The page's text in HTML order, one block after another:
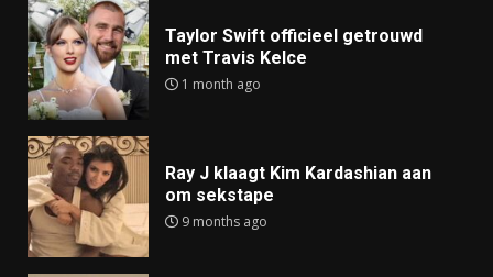
Taylor Swift officieel getrouwd
met Travis Kelce
1 month ago
Ray J klaagt Kim Kardashian aan
om sekstape
9 months ago